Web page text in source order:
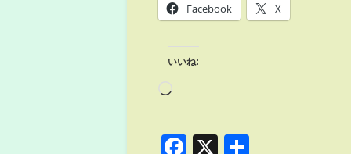
Facebook X
いいね:
Facebook
X